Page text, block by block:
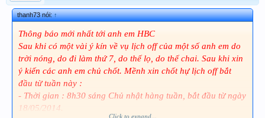
thanh73 nói:↑
Thông báo mới nhất tới anh em HBC
Sau khi có một vài ý kín về vụ lịch off của một số anh em do
trời nóng, do đi làm thứ 7, do thế lọ, do thế chai. Sau khi xin
ý kiến các anh em chủ chốt. Mềnh xin chốt hự lịch off bắt
đầu từ tuần này :
- Thời gian : 8h30 sáng Chủ nhật hàng tuần, bắt đầu từ ngày
18/05/2014.
Click to expand...